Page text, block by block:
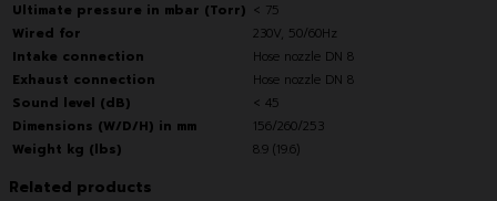
Ultimate pressure in mbar (Torr) < 75
Wired for
230V, 50/60Hz
Intake connection
Hose nozzle DN 8
Exhaust connection
Hose nozzle DN 8
Sound level (dB)
< 45
Dimensions (W/D/H) in mm
156/260/253
Weight kg (lbs)
8.9 (19.6)
Related products